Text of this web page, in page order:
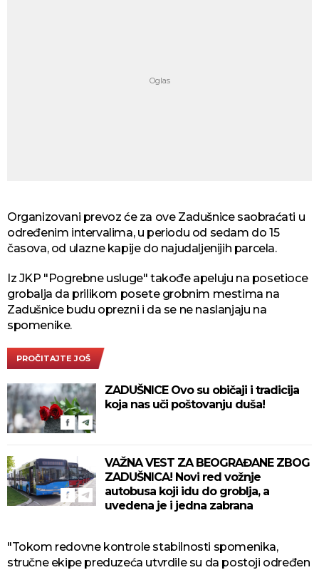
Organizovani prevoz će za ove Zadušnice saobraćati u
određenim intervalima, u periodu od sedam do 15
časova, od ulazne kapije do najudaljenijih parcela.
Iz JKP "Pogrebne usluge" takođe apeluju na posetioce
grobalja da prilikom posete grobnim mestima na
Zadušnice budu oprezni i da se ne naslanjaju na
spomenike.
PROČITAJTE JOŠ
ZADUŠNICE Ovo su običaji i tradicija
koja nas uči poštovanju duša!
VAŽNA VEST ZA BEOGRAĐANE ZBOG
ZADUŠNICA! Novi red vožnje
autobusa koji idu do groblja, a
uvedena je i jedna zabrana
"Tokom redovne kontrole stabilnosti spomenika,
stručne ekipe preduzeća utvrdile su da postoji određen